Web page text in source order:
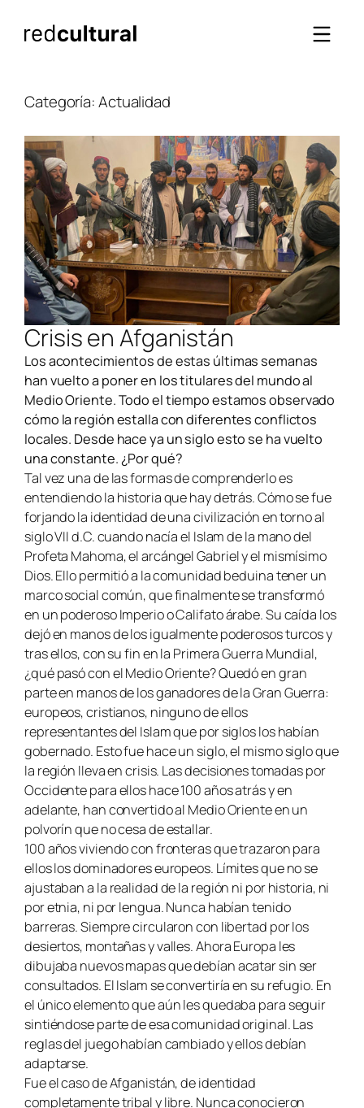
Categoría:Actualidad
Crisis en Afganistán
Los acontecimientos de estas últimas semanas
han vuelto a poner en los titulares del mundo al
Medio Oriente. Todo el tiempo estamos observado
cómo la región estalla con diferentes conflictos
locales. Desde hace ya un siglo esto se ha vuelto
una constante. ¿Por qué?
Tal vez una de las formas de comprenderlo es
entendiendo la historia que hay detrás. Cómo se fue
forjando la identidad de una civilización en torno al
siglo VII d.C. cuando nacía el Islam de la mano del
Profeta Mahoma, el arcángel Gabriel y el mismísimo
Dios. Ello permitió a la comunidad beduina tener un
marco social común, que finalmente se transformó
en un poderoso Imperio o Califato árabe. Su caída los
dejó en manos de los igualmente poderosos turcos y
tras ellos, con su fin en la Primera Guerra Mundial,
¿qué pasó con el Medio Oriente? Quedó en gran
parte en manos de los ganadores de la Gran Guerra:
europeos, cristianos, ninguno de ellos
representantes del Islam que por siglos los habían
gobernado. Esto fue hace un siglo, el mismo siglo que
la región lleva en crisis. Las decisiones tomadas por
Occidente para ellos hace 100 años atrás y en
adelante, han convertido al Medio Oriente en un
polvorín que no cesa de estallar.
100 años viviendo con fronteras que trazaron para
ellos los dominadores europeos. Límites que no se
ajustaban a la realidad de la región ni por historia, ni
por etnia, ni por lengua. Nunca habían tenido
barreras. Siempre circularon con libertad por los
desiertos, montañas y valles. Ahora Europa les
dibujaba nuevos mapas que debían acatar sin ser
consultados. El Islam se convertiría en su refugio. En
el único elemento que aún les quedaba para seguir
sintiéndose parte de esa comunidad original. Las
reglas del juego habían cambiado y ellos debían
adaptarse.
Fue el caso de Afganistán, de identidad
completamente tribal y libre. Nunca conocieron